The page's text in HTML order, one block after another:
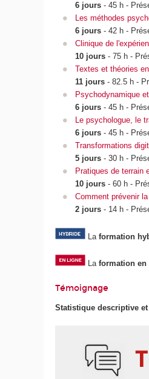
6 jours - 45 h -
Les méthodes
6 jours - 42 h -
Clinique de
10 jours - 75 h -
Textes et théories
11 jours - 82.5 h -
Psychodynamique
6 jours - 45 h -
Le psychologue, le
6 jours - 45 h -
Transformations
5 jours - 30 h -
Pratiques de terrain
10 jours- 60 h -
Comment prévenir
2 jours- 14 h -
Laformation
Laformation en
Témoignage
Statistique descriptive